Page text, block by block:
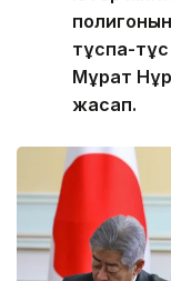
тұспа-
Мұрат
жасап.